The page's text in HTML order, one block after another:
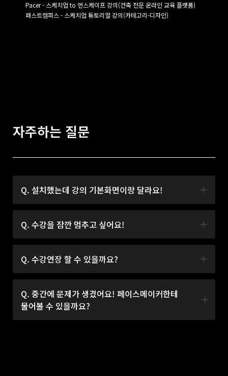
Pacer - 스케치업 to 엔스케이프 강의(건축 전문 온라인 교육 플랫폼)
패스트캠퍼스 - 스케치업 튜토리얼 강의(카테고리-디자인)
자주하는 질문
Q. 설치했는데 강의 기본화면이랑 달라요!
프로그램은 개인마다 설정이 다를 수 있습니다. 코스 별
Q. 수강을 잠깐 멈추고 싶어요!
Pacer는 현재 수강 일시정지를 지원해드리고 있지
Q. 수강연장 할 수 있을까요?
수강연장은 불가하며 추가로 코스를 수강하고 싶은 분들은
기간만료 후 코스를 구매하시면 됩니다.
Q. 중간에 문제가 생겼어요! 페이스메이커한테
물어볼 수 있을까요?